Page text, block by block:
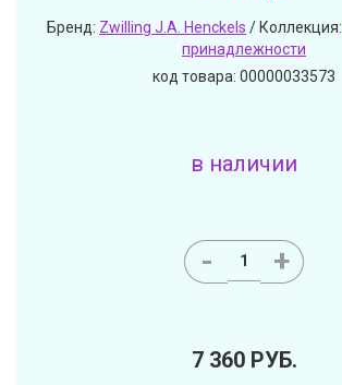
Бренд: Zwilling J.A. Henckels / Коллекция:
принадлежности
код товара: 00000033573
в наличии
- +
7 360 РУБ.